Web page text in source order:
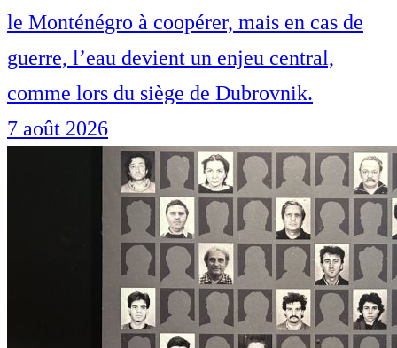
le Monténégro à coopérer, mais en cas de
guerre, l’eau devient un enjeu central,
comme lors du siège de Dubrovnik.
7 août 2026